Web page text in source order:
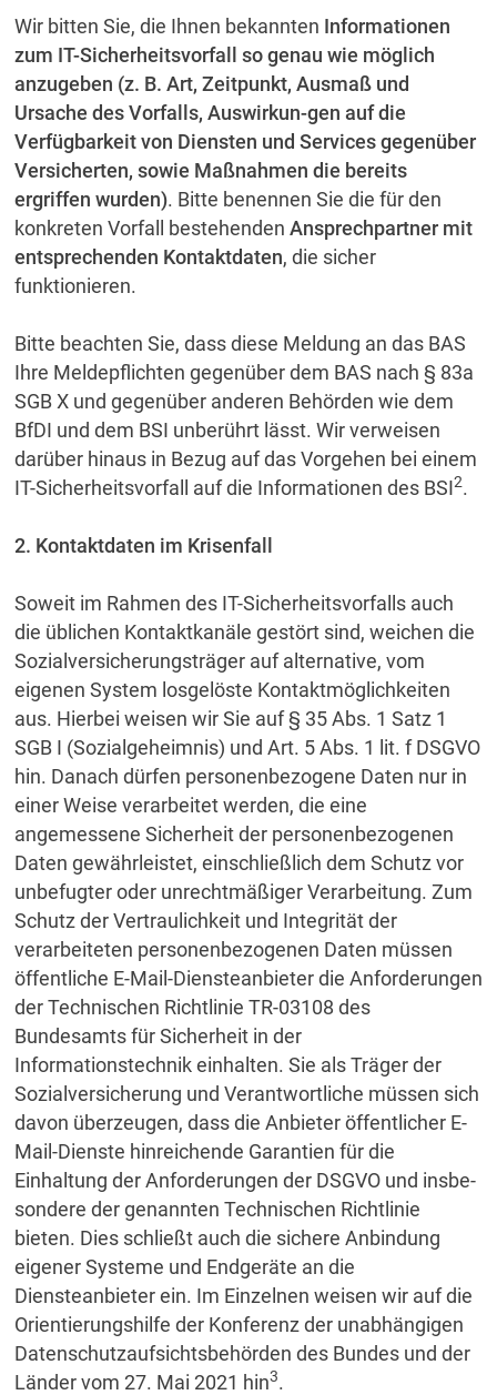
Wir bitten Sie, die Ihnen bekannten Informationen
zum IT-Sicherheitsvorfall so genau wie möglich
anzugeben (z. B. Art, Zeitpunkt, Ausmaß und
Ursache des Vorfalls, Auswirkun-gen auf die
Verfügbarkeit von Diensten und Services gegenüber
Versicherten, sowie Maßnahmen die bereits
ergriffen wurden). Bitte benennen Sie die für den
konkreten Vorfall bestehenden Ansprechpartner mit
entsprechenden Kontaktdaten, die sicher
funktionieren.
Bitte beachten Sie, dass diese Meldung an das BAS
Ihre Meldepflichten gegenüber dem BAS nach § 83a
SGB X und gegenüber anderen Behörden wie dem
BfDI und dem BSI unberührt lässt. Wir verweisen
darüber hinaus in Bezug auf das Vorgehen bei einem
IT-Sicherheitsvorfall auf die Informationen des BSI2.
2. Kontaktdaten im Krisenfall
Soweit im Rahmen des IT-Sicherheitsvorfalls auch
die üblichen Kontaktkanäle gestört sind, weichen die
Sozialversicherungsträger auf alternative, vom
eigenen System losgelöste Kontaktmöglichkeiten
aus. Hierbei weisen wir Sie auf § 35 Abs. 1 Satz 1
SGB I (Sozialgeheimnis) und Art. 5 Abs. 1 lit. f DSGVO
hin. Danach dürfen personenbezogene Daten nur in
einer Weise verarbeitet werden, die eine
angemessene Sicherheit der personenbezogenen
Daten gewährleistet, einschließlich dem Schutz vor
unbefugter oder unrechtmäßiger Verarbeitung. Zum
Schutz der Vertraulichkeit und Integrität der
verarbeiteten personenbezogenen Daten müssen
öffentliche E-Mail-Diensteanbieter die Anforderungen
der Technischen Richtlinie TR-03108 des
Bundesamts für Sicherheit in der
Informationstechnik einhalten. Sie als Träger der
Sozialversicherung und Verantwortliche müssen sich
davon überzeugen, dass die Anbieter öffentlicher E-
Mail-Dienste hinreichende Garantien für die
Einhaltung der Anforderungen der DSGVO und insbe-
sondere der genannten Technischen Richtlinie
bieten. Dies schließt auch die sichere Anbindung
eigener Systeme und Endgeräte an die
Diensteanbieter ein. Im Einzelnen weisen wir auf die
Orientierungshilfe der Konferenz der unabhängigen
Datenschutzaufsichtsbehörden des Bundes und der
Länder vom 27. Mai 2021 hin3.